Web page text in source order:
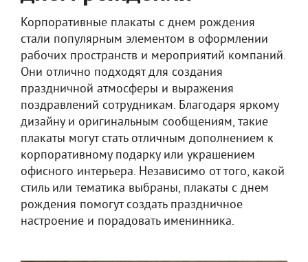
Корпоративные плакаты с днем рождения
стали популярным элементом в оформлении
рабочих пространств и мероприятий компаний.
Они отлично подходят для создания
праздничной атмосферы и выражения
поздравлений сотрудникам. Благодаря яркому
дизайну и оригинальным сообщениям, такие
плакаты могут стать отличным дополнением к
корпоративному подарку или украшением
офисного интерьера. Независимо от того, какой
стиль или тематика выбраны, плакаты с днем
рождения помогут создать праздничное
настроение и порадовать именинника.